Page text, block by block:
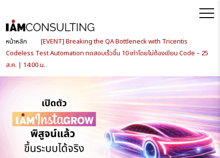
หน้าหลัก
[EVENT] Breaking the QA Bottleneck with Tricentis
Codeless Test Automation ทดสอบเร็วขึ้น 10 เท่าโดยไม่ต้องเขียน Code – 25
ส.ค. | 14:00 น.
หมวดหมู่ประเภทบทความ:ข่าวสาร
[EVENT] Breaking the QA Bottleneck
with Tricentis Codeless Test Automation
ทดสอบเร็วขึ้น 10 เท่าโดยไม่ต้องเขียน Code –
25 ส.ค. | 14:00 น.